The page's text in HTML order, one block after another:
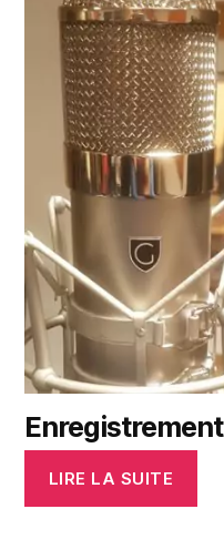
Enregistrement
LIRE LA SUITE